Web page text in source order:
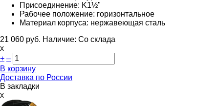
Присоединение: K1½"
Рабочее положение: горизонтальное
Материал корпуса: нержавеющая сталь
21 060 руб. Наличие: Со склада
х
+ –
В корзину
Доставка по России
В закладки
x